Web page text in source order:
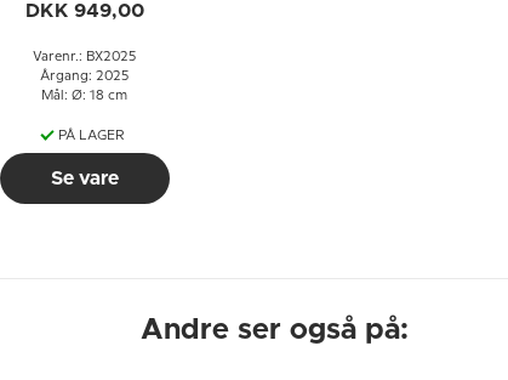
DKK 949,00
Varenr.: BX2025
Årgang: 2025
Mål: Ø: 18 cm
PÅ LAGER
Se vare
Andre ser også på: